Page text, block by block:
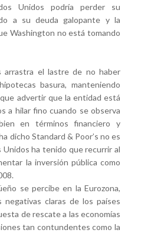
Unidos podría perder su
a su deuda galopante y la
Washington no está tomando
arrastra el lastre de no haber
basura, manteniendo
advertir que la entidad está
a hilar fino cuando se observa
en términos financiero y
dicho Standard & Poor’s no es
ha tenido que recurrir al
la inversión pública como
se percibe en la Eurozona,
negativas claras de los países
de rescate a las economías
tan contundentes como la